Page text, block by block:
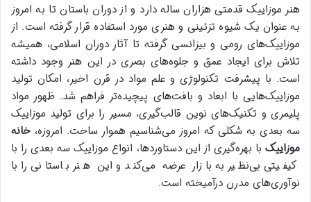
هنر موزاییک قدمتی هزاران ساله دارد و از دوران باستان تا به امروز
به عنوان یک شیوه تزئینی و هنری مورد استفاده قرار گرفته است. از
موزاییک‌های رومی و بیزانسی گرفته تا آثار دوران اسلامی، همیشه
تلاش برای ایجاد عمق و جلوه‌های بصری در این هنر وجود داشته
است. با پیشرفت تکنولوژی و علم مواد در قرن اخیر، امکان تولید
موزاییک‌هایی با ابعاد و بافت‌های پیچیده‌تر فراهم شد. ظهور مواد
پلیمری و تکنیک‌های نوین قالب‌گیری، مسیر را برای تولید موزاییک
سه بعدی به شکلی که امروز می‌شناسیم هموار ساخت. امروزه، خانه
موزاییک با بهره‌گیری از این دستاوردها، انواع موزاییک سه بعدی را با
کیفیتی بی‌نظیر به بازار عرضه می‌کند و این هنر باستانی را با
نوآوری‌های مدرن درآمیخته است.